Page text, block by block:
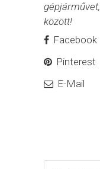
között!
Facebook
Pinterest
E-Mail